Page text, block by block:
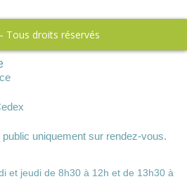
Tous droits réservés
uniquement sur rendez-vous.
et jeudi de 8h30 à 12h et de 13h30 à